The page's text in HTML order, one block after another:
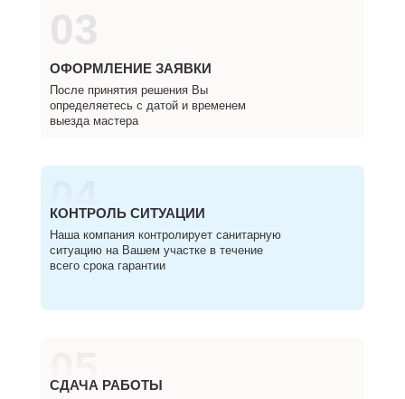
ОФОРМЛЕНИЕ ЗАЯВКИ
После принятия решения Вы
определяетесь с датой и временем
выезда мастера
04
КОНТРОЛЬ СИТУАЦИИ
Наша компания контролирует санитарную
ситуацию на Вашем участке в течение
всего срока гарантии
05
СДАЧА РАБОТЫ